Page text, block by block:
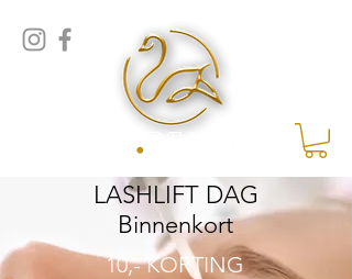
LASHLIFT DAG
Binnenkort
10,- KORTING